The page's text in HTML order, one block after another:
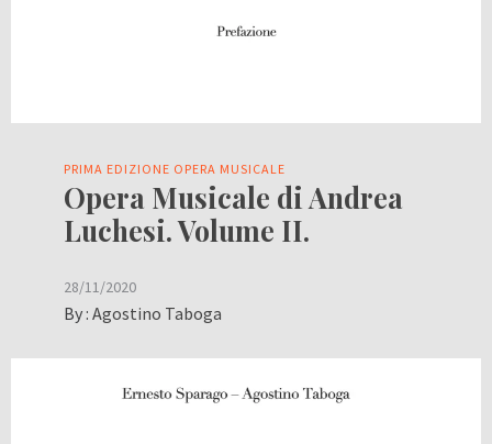
PRIMA EDIZIONE OPERA MUSICALE
Opera Musicale di Andrea
Luchesi. Volume II.
28/11/2020
By : Agostino Taboga